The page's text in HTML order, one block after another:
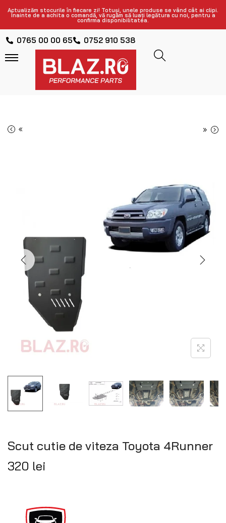
Actualizăm stocurile în fiecare zi! Totuși, unele produse se vând cât ai clipi.
Înainte de a achita o comandă, vă rugăm să luați legătura cu noi, pentru a
confirma disponibilitatea.
0765 00 00 65 0752 910 538
« »
Scut cutie de viteza Toyota 4Runner
320 lei